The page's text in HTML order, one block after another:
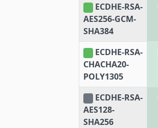
ECDHE-RSA-
AES256-GCM-
SHA384
ECDHE-RSA-
CHACHA20-
POLY1305
ECDHE-RSA-
AES128-
SHA256